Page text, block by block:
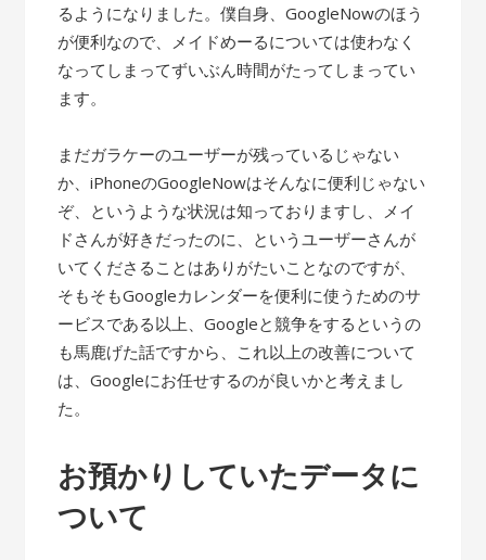
るようになりました。僕自身、GoogleNowのほう
が便利なので、メイドめーるについては使わなく
なってしまってずいぶん時間がたってしまってい
ます。
まだガラケーのユーザーが残っているじゃない
か、iPhoneのGoogleNowはそんなに便利じゃない
ぞ、というような状況は知っておりますし、メイ
ドさんが好きだったのに、というユーザーさんが
いてくださることはありがたいことなのですが、
そもそもGoogleカレンダーを便利に使うためのサ
ービスである以上、Googleと競争をするというの
も馬鹿げた話ですから、これ以上の改善について
は、Googleにお任せするのが良いかと考えまし
た。
お預かりしていたデータに
ついて